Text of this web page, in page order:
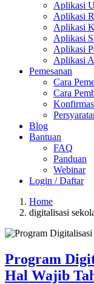
Aplikasi
Aplikasi
Aplikasi
Aplikasi
Aplikasi
Aplikasi
Pemesanan
Cara
Cara
Blog
Bantuan
FAQ
Panduan
Webinar
Login / Daftar
Home
digitalisasi
Program
Hal Wajib